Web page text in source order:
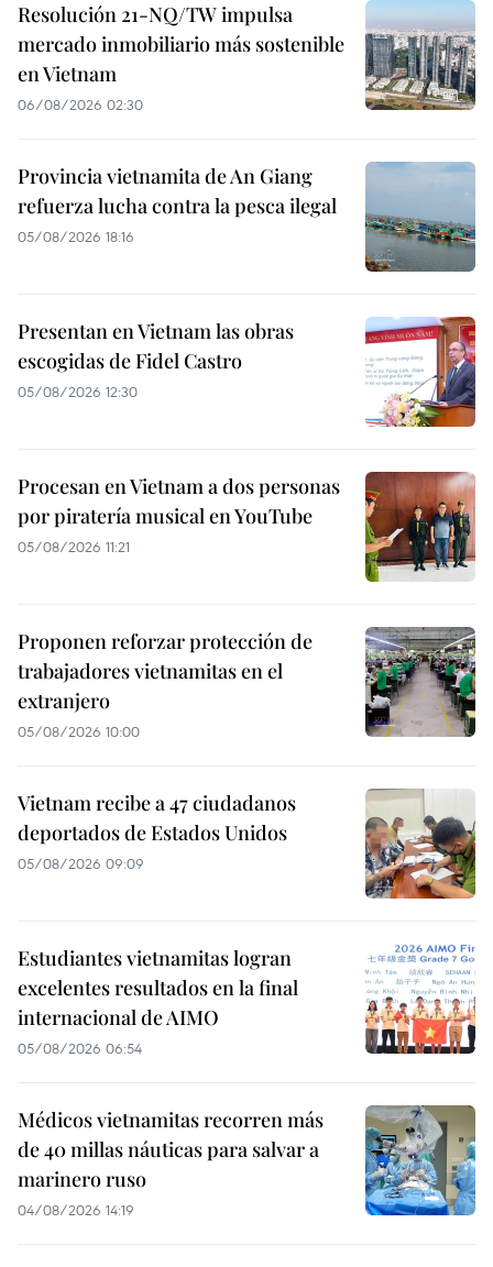
Resolución 21-NQ/TW impulsa
mercado inmobiliario más sostenible
en Vietnam
06/08/2026 02:30
Provincia vietnamita de An Giang
refuerza lucha contra la pesca ilegal
05/08/2026 18:16
Presentan en Vietnam las obras
escogidas de Fidel Castro
05/08/2026 12:30
Procesan en Vietnam a dos personas
por piratería musical en YouTube
05/08/2026 11:21
Proponen reforzar protección de
trabajadores vietnamitas en el
extranjero
05/08/2026 10:00
Vietnam recibe a 47 ciudadanos
deportados de Estados Unidos
05/08/2026 09:09
Estudiantes vietnamitas logran
excelentes resultados en la final
internacional de AIMO
05/08/2026 06:54
Médicos vietnamitas recorren más
de 40 millas náuticas para salvar a
marinero ruso
04/08/2026 14:19